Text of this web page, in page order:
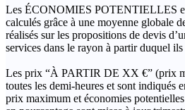
Les ÉCONOMIES POTENTIELLES
calculés grâce à une moyenne globale
réalisés sur les propositions de devis
services dans le rayon à partir duquel ils
Les prix “À PARTIR DE XX €” (prix
toutes les demi-heures et sont indiqués
prix maximum et économies